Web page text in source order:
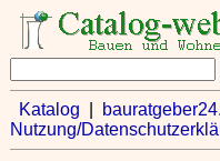
Katalog
Nutzung/